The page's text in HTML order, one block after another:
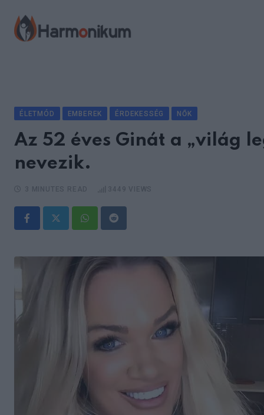
content
ÉLETMÓD EMBEREK ÉRDEKESSÉG NŐK
Az 52 éves Ginát a „világ
nevezik.
WhatsappReddit